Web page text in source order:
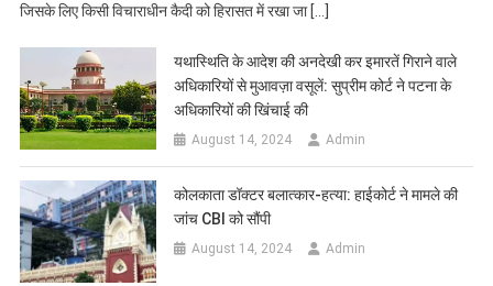
जिसके लिए किसी विचाराधीन कैदी को हिरासत में रखा जा […]
यथास्थिति के आदेश की अनदेखी कर इमारतें गिराने वाले
अधिकारियों से मुआवज़ा वसूलें: सुप्रीम कोर्ट ने पटना के
अधिकारियों की खिंचाई की
August 14, 2024 Admin
कोलकाता डॉक्टर बलात्कार-हत्या: हाईकोर्ट ने मामले की
जांच CBI को सौंपी
August 14, 2024 Admin